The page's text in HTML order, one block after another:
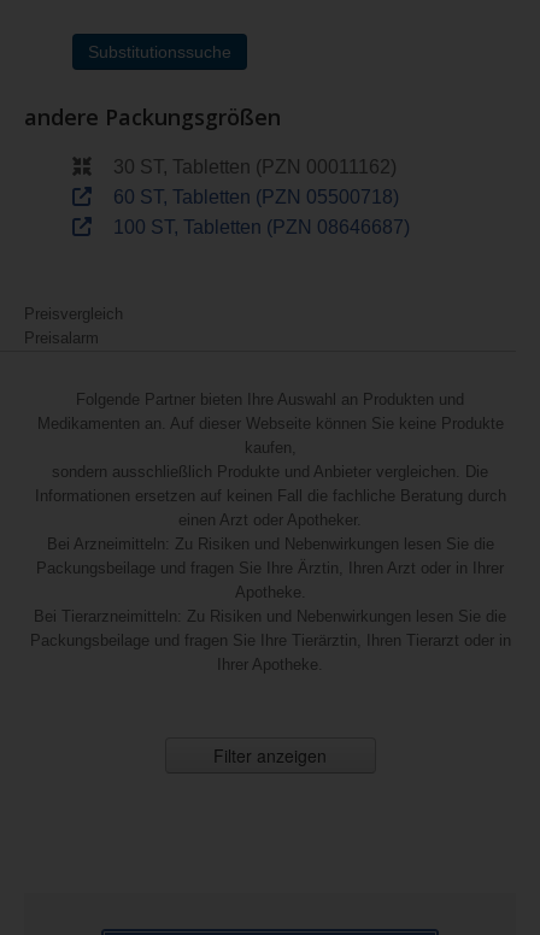
Substitutionssuche
andere Packungsgrößen
30 ST, Tabletten (PZN 00011162)
60 ST, Tabletten (PZN 05500718)
100 ST, Tabletten (PZN 08646687)
Preisvergleich
Preisalarm
Folgende Partner bieten Ihre Auswahl an Produkten und
Medikamenten an. Auf dieser Webseite können Sie keine Produkte
kaufen,
sondern ausschließlich Produkte und Anbieter vergleichen. Die
Informationen ersetzen auf keinen Fall die fachliche Beratung durch
einen Arzt oder Apotheker.
Bei Arzneimitteln: Zu Risiken und Nebenwirkungen lesen Sie die
Packungsbeilage und fragen Sie Ihre Ärztin, Ihren Arzt oder in Ihrer
Apotheke.
Bei Tierarzneimitteln: Zu Risiken und Nebenwirkungen lesen Sie die
Packungsbeilage und fragen Sie Ihre Tierärztin, Ihren Tierarzt oder in
Ihrer Apotheke.
Filter anzeigen